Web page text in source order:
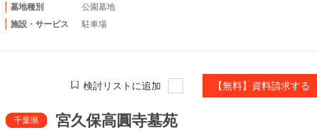
墓地種別
公園墓地
施設・サービス
駐車場
検討リストに追加 【無料】資料請求する
千葉県 宮久保高圓寺墓苑